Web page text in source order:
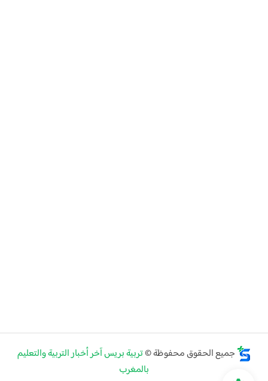
جميع الحقوق محفوظة ©تربية بريس آخر أخبار التربية والتعليم
بالمغرب